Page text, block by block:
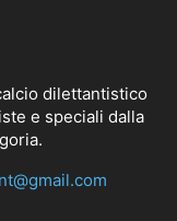
dilettantistico
e speciali dalla